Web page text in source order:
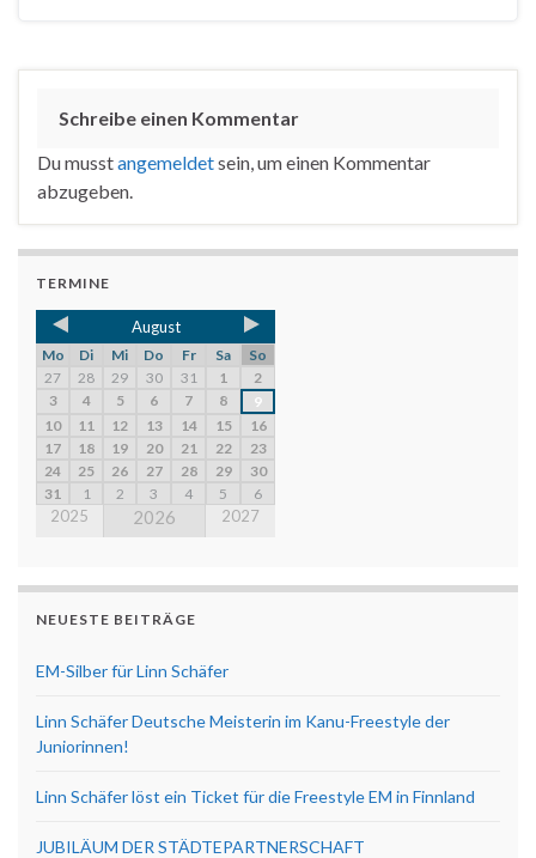
Schreibe einen Kommentar
Du musstangemeldetsein, um einen Kommentar
abzugeben.
TERMINE
August
Mo Di Mi Do Fr Sa
So
27
28 29 30 31 1
2
3
4 5 6 7 8
9
10
11 12 13 14 15
16
17
18 19 20 21 22
23
24
25 26 27 28 29
30
31
1 2 3 4 5 6
2025 2026 2027
NEUESTE BEITRÄGE
EM-Silber für Linn Schäfer
Linn Schäfer Deutsche Meisterin im Kanu-Freestyle der
Juniorinnen!
Linn Schäfer löst ein Ticket für die Freestyle EM in Finnland
JUBILÄUM DER STÄDTEPARTNERSCHAFT